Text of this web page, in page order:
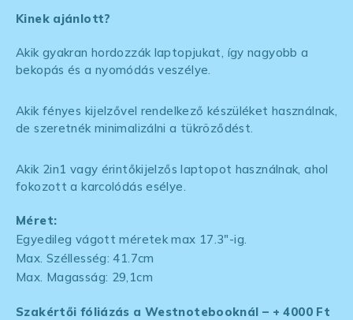
Kinek ajánlott?
Akik gyakran hordozzák laptopjukat, így nagyobb a
bekopás és a nyomódás veszélye.
Akik fényes kijelzővel rendelkező készüléket használnak,
de szeretnék minimalizálni a tükröződést.
Akik 2in1 vagy érintőkijelzős laptopot használnak, ahol
fokozott a karcolódás esélye.
Méret:
Egyedileg vágott méretek max 17.3″-ig.
Max. Széllesség: 41.7cm
Max. Magasság: 29,1cm
Szakértői fóliázás a Westnotebooknál – + 4000 Ft